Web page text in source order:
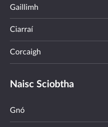
Gaillimh
Ciarraí
Corcaigh
Naisc Sciobtha
Gnó